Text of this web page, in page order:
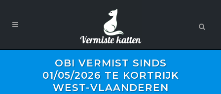
OBI VERMIST SINDS
01/05/2026 TE KORTRIJK
WEST-VLAANDEREN